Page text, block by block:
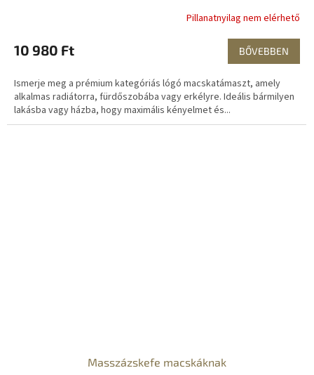
Pillanatnyilag nem elérhető
10 980 Ft BŐVEBBEN
Ismerje meg a prémium kategóriás lógó macskatámaszt, amely
alkalmas radiátorra, fürdőszobába vagy erkélyre. Ideális bármilyen
lakásba vagy házba, hogy maximális kényelmet és...
Masszázskefe macskáknak